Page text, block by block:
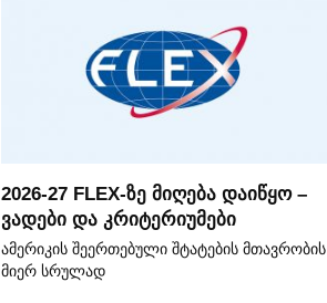
2026-27 FLEX-ზე მიღება დაიწყო –
ვადები და კრიტერიუმები
ამერიკის შეერთებული შტატების მთავრობის
მიერ სრულად